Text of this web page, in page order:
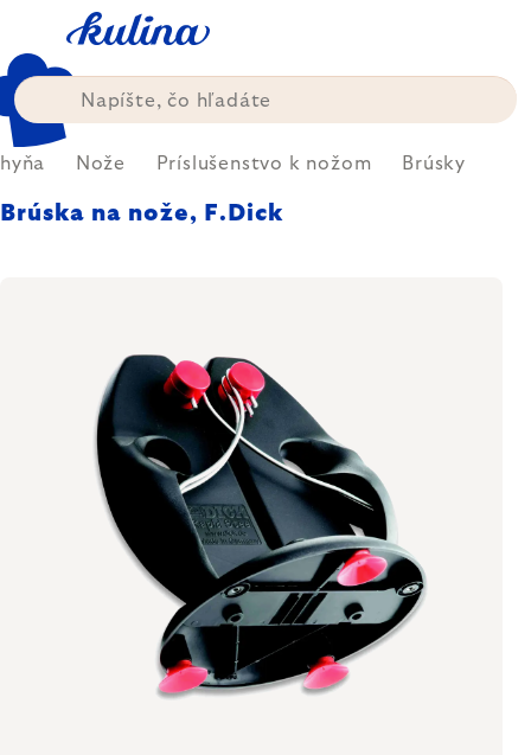
obsah
Nože Príslušenstvo k nožom Brúsky
Brúska na nože, F.Dick